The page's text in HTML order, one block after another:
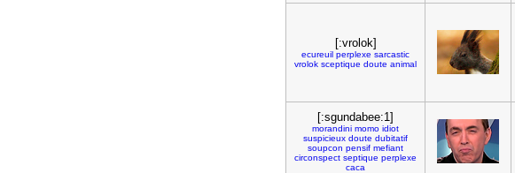
[:vrolok]
ecureuil perplexe sarcastic
vrolok sceptique doute animal
[:sgundabee:1]
morandini momo idiot
suspicieux doute dubitatif
soupcon pensif mefiant
circonspect septique perplexe
caca